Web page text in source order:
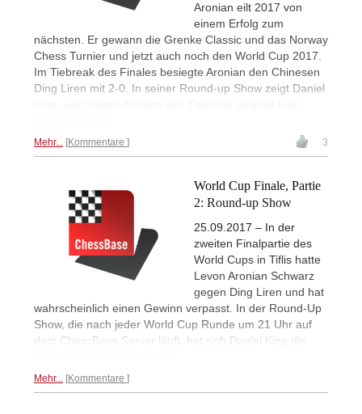
Aronian eilt 2017 von
einem Erfolg zum
nächsten. Er gewann die Grenke Classic und das Norway
Chess Turnier und jetzt auch noch den World Cup 2017.
Im Tiebreak des Finales besiegte Aronian den Chinesen
Ding Liren mit 2-0. In seiner Round-up Show zeigt Daniel
Mehr... Kommentare 3
World Cup Finale, Partie
2: Round-up Show
25.09.2017 – In der
zweiten Finalpartie des
World Cups in Tiflis hatte
Levon Aronian Schwarz
gegen Ding Liren und hat
wahrscheinlich einen Gewinn verpasst. In der Round-Up
Show, die nach jeder World Cup Runde um 21 Uhr auf
dem ChessBase Server läuft, hat sich Daniel King die
Mehr... Kommentare